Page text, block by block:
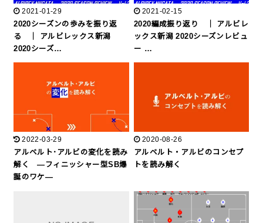
2021-01-29
2020シーズンの歩みを振り返
る ｜ アルビレックス新潟
2020シーズ…
2021-02-15
2020編成振り返り ｜ アルビレ
ックス新潟 2020シーズンレビュ
ー …
2022-03-29
アルベルト･アルビの変化を読み
解く ―フィニッシャー型SB爆
誕のワケ―
2020-08-26
アルベルト・アルビのコンセプ
トを読み解く